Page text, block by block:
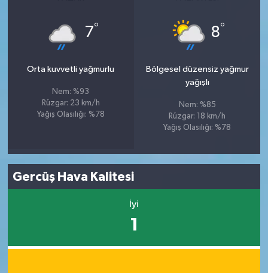
7°
Orta kuvvetli yağmurlu
Nem: %93
Rüzgar: 23 km/h
Yağış Olasılığı: %78
8°
Bölgesel düzensiz yağmur
yağışlı
Nem: %85
Rüzgar: 18 km/h
Yağış Olasılığı: %78
Gercüş Hava Kalitesi
İyi
1